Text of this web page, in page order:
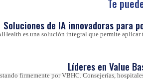
Te
Soluciones de IA innovadoras para
es una solución integral que permite
Líderes en Value
firmemente por VBHC. Consejerías,